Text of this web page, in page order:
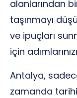
alanlarından
taşınmayı
ve ipuçları
için
Antalya,
zamanda